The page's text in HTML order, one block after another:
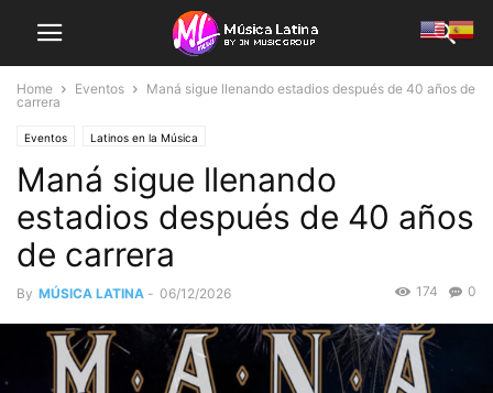
Home Eventos
Maná sigue llenando estadios después de 40 años de
carrera
Eventos Latinos en la Música
Maná sigue llenando
estadios después de 40 años
de carrera
By MÚSICA LATINA - 06/12/2026 0
174